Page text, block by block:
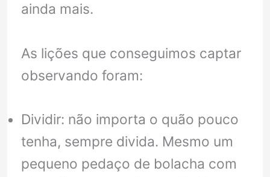
ainda mais.
As lições que conseguimos captar
observando foram:
Dividir: não importa o quão pouco
tenha, sempre divida. Mesmo um
pequeno pedaço de bolacha com